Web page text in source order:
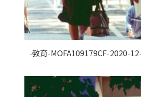
-教育-MOFA109179CF-2020-